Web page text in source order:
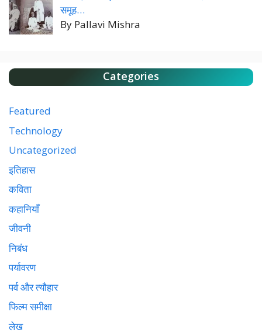
समूह…
By Pallavi Mishra
Categories
Featured
Technology
Uncategorized
इतिहास
कविता
कहानियाँ
जीवनी
निबंध
पर्यावरण
पर्व और त्यौहार
फिल्म समीक्षा
लेख